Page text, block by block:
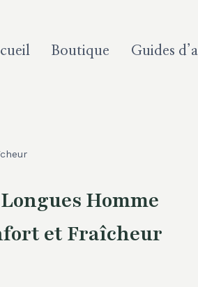
Boutique Guides
Homme
et Fraîcheur